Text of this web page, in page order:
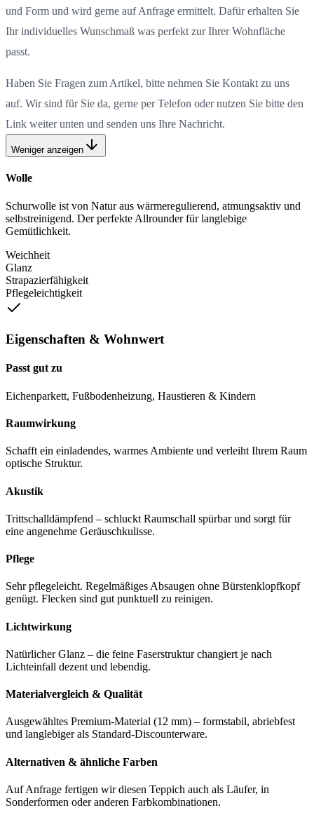
und Form und wird gerne auf Anfrage ermittelt. Dafür erhalten Sie
Ihr individuelles Wunschmaß was perfekt zur Ihrer Wohnfläche
passt.
Haben Sie Fragen zum Artikel, bitte nehmen Sie Kontakt zu uns
auf. Wir sind für Sie da, gerne per Telefon oder nutzen Sie bitte den
Link weiter unten und senden uns Ihre Nachricht.
Weniger anzeigen
Wolle
Schurwolle ist von Natur aus wärmeregulierend, atmungsaktiv und
selbstreinigend. Der perfekte Allrounder für langlebige
Gemütlichkeit.
Weichheit
Glanz
Strapazierfähigkeit
Pflegeleichtigkeit
Eigenschaften & Wohnwert
Passt gut zu
Eichenparkett, Fußbodenheizung, Haustieren & Kindern
Raumwirkung
Schafft ein einladendes, warmes Ambiente und verleiht Ihrem Raum
optische Struktur.
Akustik
Trittschalldämpfend – schluckt Raumschall spürbar und sorgt für
eine angenehme Geräuschkulisse.
Pflege
Sehr pflegeleicht. Regelmäßiges Absaugen ohne Bürstenklopfkopf
genügt. Flecken sind gut punktuell zu reinigen.
Lichtwirkung
Natürlicher Glanz – die feine Faserstruktur changiert je nach
Lichteinfall dezent und lebendig.
Materialvergleich & Qualität
Ausgewähltes Premium-Material (12 mm) – formstabil, abriebfest
und langlebiger als Standard-Discounterware.
Alternativen & ähnliche Farben
Auf Anfrage fertigen wir diesen Teppich auch als Läufer, in
Sonderformen oder anderen Farbkombinationen.